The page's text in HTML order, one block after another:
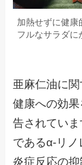
加熱せずに健康
フルなサラダに
亜麻仁油に
健康への効
告されてい
であるα-リ
炎症反応の